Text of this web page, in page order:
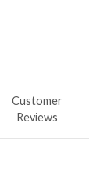
Customer
Reviews